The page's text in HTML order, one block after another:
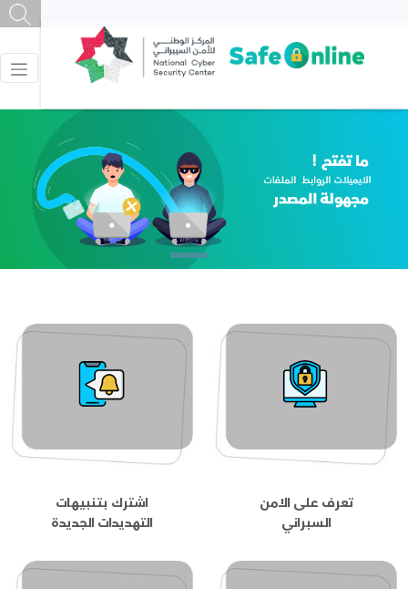
تعرف على الامن
السبراني
اشترك بتنبيهات
التهديدات الجديدة